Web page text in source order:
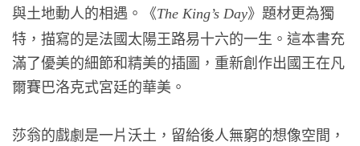
與土地動人的相遇。《The King’s Day》題材更為獨
特，描寫的是法國太陽王路易十六的一生。這本書充
滿了優美的細節和精美的插圖，重新創作出國王在凡
爾賽巴洛克式宮廷的華美。
莎翁的戲劇是一片沃土，留給後人無窮的想像空間，